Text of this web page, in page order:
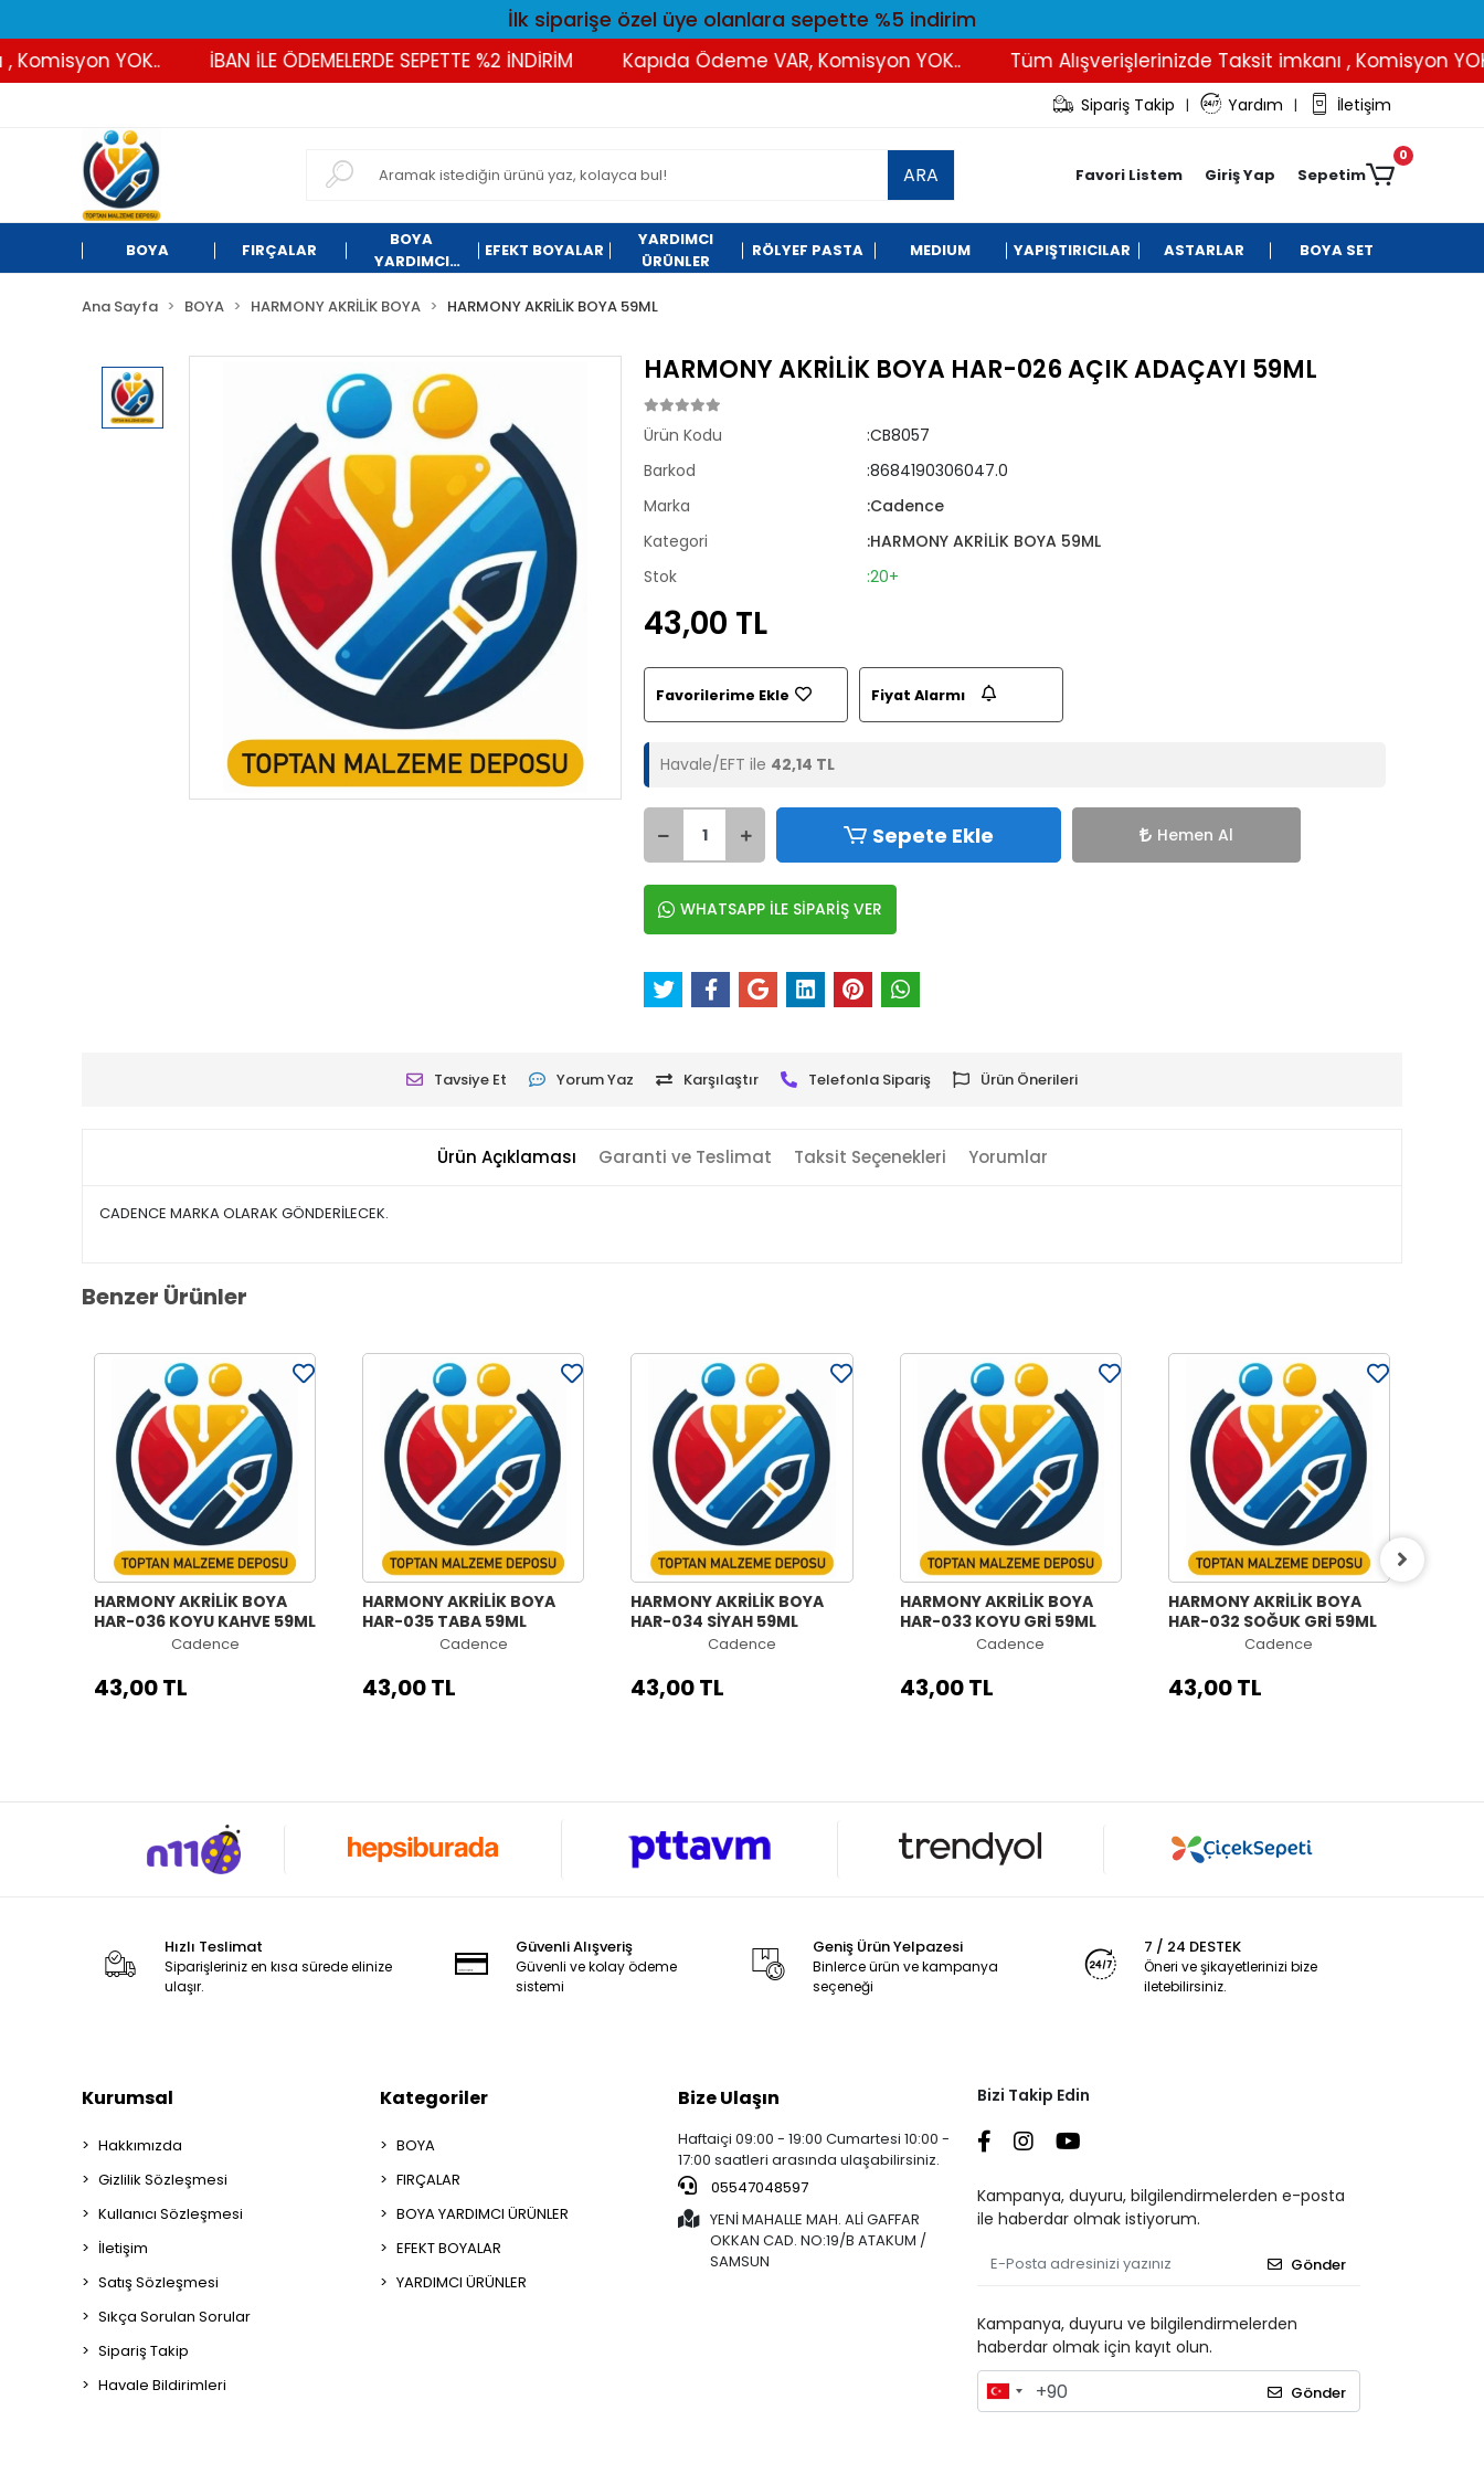
İlk siparişe özel üye olanlara sepette %5 indirim
YOK.. İBAN İLE ÖDEMELERDE SEPETTE %2 İNDİRİM Kapıda Ödeme VAR, Komisyon YOK.. Tüm Alışverişlerinizde Taksit imkanı , Komisyon YOK..
Sipariş Takip | Yardım | İletişim
ARA Favori Listem Giriş Yap Sepetim
0
BOYA FIRÇALAR
BOYA
YARDIMCI
EFEKT BOYALAR
YARDIMCI
ÜRÜNLER
RÖLYEF PASTA MEDIUM YAPIŞTIRICILAR ASTARLAR BOYA SET
Ana Sayfa BOYA HARMONY AKRİLİK BOYA HARMONY AKRİLİK BOYA 59ML
HARMONY AKRİLİK BOYA HAR-026 AÇIK ADAÇAYI 59ML
Ürün Kodu
:CB8057
Barkod
:8684190306047.0
Marka
:Cadence
Kategori
:HARMONY AKRİLİK BOYA 59ML
Stok
:20+
43,00 TL
Favorilerime Ekle Fiyat Alarmı
Havale/EFT ile 42,14 TL
Sepete Ekle Hemen Al
WHATSAPP İLE SİPARİŞ VER
Tavsiye Et Yorum Yaz Karşılaştır Telefonla Sipariş Ürün Önerileri
Ürün Açıklaması Garanti ve Teslimat Taksit Seçenekleri Yorumlar
CADENCE MARKA OLARAK GÖNDERİLECEK.
Benzer Ürünler
HARMONY AKRİLİK BOYA
HAR-036 KOYU KAHVE 59ML
Cadence
43,00 TL
HARMONY AKRİLİK BOYA
HAR-035 TABA 59ML
Cadence
43,00 TL
HARMONY AKRİLİK BOYA
HAR-034 SİYAH 59ML
Cadence
43,00 TL
HARMONY AKRİLİK BOYA
HAR-033 KOYU GRİ 59ML
Cadence
43,00 TL
HARMONY AKRİLİK BOYA
HAR-032 SOĞUK GRİ 59ML
Cadence
43,00 TL
Hızlı Teslimat
Siparişleriniz en kısa sürede elinize
ulaşır.
Güvenli Alışveriş
Güvenli ve kolay ödeme
sistemi
Geniş Ürün Yelpazesi
Binlerce ürün ve kampanya
seçeneği
7 / 24 DESTEK
Öneri ve şikayetlerinizi bize
iletebilirsiniz.
Kurumsal
Hakkımızda
Gizlilik Sözleşmesi
Kullanıcı Sözleşmesi
İletişim
Satış Sözleşmesi
Sıkça Sorulan Sorular
Sipariş Takip
Havale Bildirimleri
Kategoriler
BOYA
FIRÇALAR
BOYA YARDIMCI ÜRÜNLER
EFEKT BOYALAR
YARDIMCI ÜRÜNLER
Bize Ulaşın
Haftaiçi 09:00 - 19:00 Cumartesi 10:00 -
17:00 saatleri arasında ulaşabilirsiniz.
05547048597
YENİ MAHALLE MAH. ALİ GAFFAR
OKKAN CAD. NO:19/B ATAKUM /
SAMSUN
Bizi Takip Edin
Kampanya, duyuru, bilgilendirmelerden e-posta
ile haberdar olmak istiyorum.
Gönder
Kampanya, duyuru ve bilgilendirmelerden
haberdar olmak için kayıt olun.
Gönder